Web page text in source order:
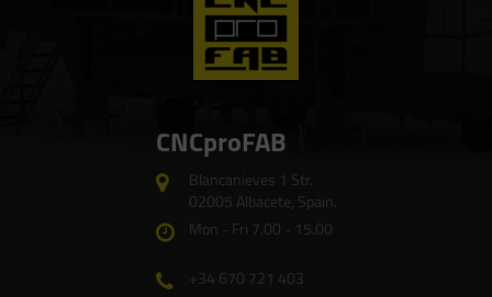
CNCproFAB
Blancanieves 1 Str.
02005 Albacete, Spain.
Mon - Fri 7.00 - 15.00
+34 670 721 403